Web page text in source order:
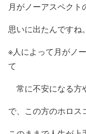
月がノーアスペクト
思いに出たんですね。
※人によって月がノ
て
常に不安になる方
で、この方のホロス